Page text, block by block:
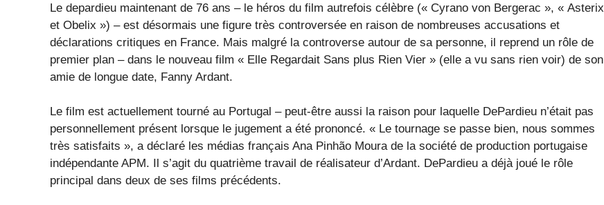
Le depardieu maintenant de 76 ans – le héros du film autrefois célèbre (« Cyrano von Bergerac », « Asterix
et Obelix ») – est désormais une figure très controversée en raison de nombreuses accusations et
déclarations critiques en France. Mais malgré la controverse autour de sa personne, il reprend un rôle de
premier plan – dans le nouveau film « Elle Regardait Sans plus Rien Vier » (elle a vu sans rien voir) de son
amie de longue date, Fanny Ardant.
Le film est actuellement tourné au Portugal – peut-être aussi la raison pour laquelle DePardieu n’était pas
personnellement présent lorsque le jugement a été prononcé. « Le tournage se passe bien, nous sommes
très satisfaits », a déclaré les médias français Ana Pinhão Moura de la société de production portugaise
indépendante APM. Il s’agit du quatrième travail de réalisateur d’Ardant. DePardieu a déjà joué le rôle
principal dans deux de ses films précédents.